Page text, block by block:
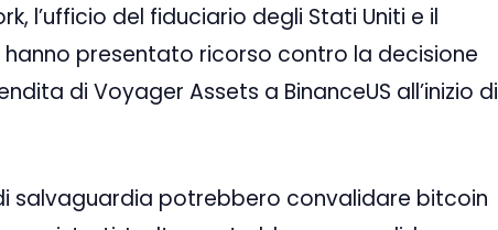
l’ufficio del fiduciario degli Stati Uniti e il
presentato ricorso contro la decisione
di Voyager Assets a BinanceUS all’inizio di
salvaguardia potrebbero convalidare bitcoin